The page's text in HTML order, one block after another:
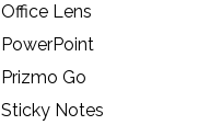
Office Lens
PowerPoint
Prizmo Go
Sticky Notes